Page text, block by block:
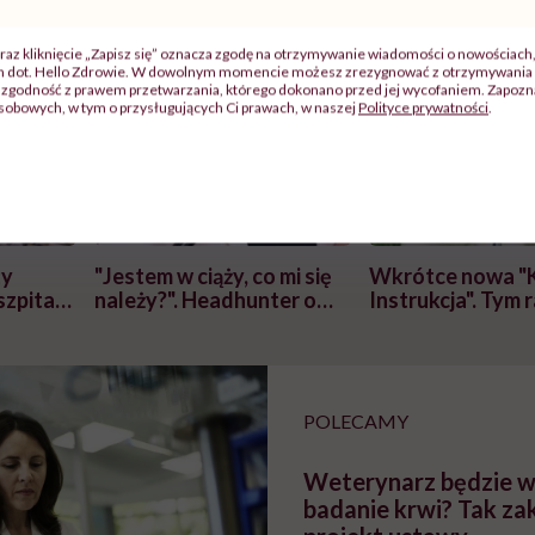
"Jestem w ciąży, co mi się
należy?". Headhunter o
pracy
Wkrótce nowa
Instrukcja". Tym
POLECAMY
Weterynarz będzie
badanie krwi? Tak
kliknięcie „Zapisz się” oznacza zgodę na otrzymywanie wiadomości o
dot. Hello Zdrowie. W dowolnym momencie możesz zrezygnować z
zgodność z prawem przetwarzania, którego dokonano przed jej wycofaniem.
w tym o przysługujących Ci prawach, w naszejPolityce prywatności.